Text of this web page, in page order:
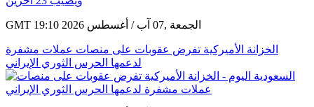
GMT 19:10 2026 الجمعة ,07 آب / أغسطس
الخزانة الأميركية تفرض عقوبات على منصات عملات مشفرة
لدعمها الحرس الثوري الإيراني